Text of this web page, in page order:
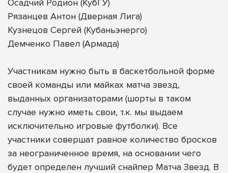
Осадчий Родион (КубГУ)
Рязанцев Антон (Дверная Лига)
Кузнецов Сергей (Кубаньэнерго)
Демченко Павел (Армада)
Участникам нужно быть в баскетбольной форме
своей команды или майках матча звезд,
выданных организаторами (шорты в таком
случае нужно иметь свои, т.к. мы выдаем
исключительно игровые футболки). Все
участники совершат равное количество бросков
за неограниченное время, на основании чего
будет определен лучший снайпер Матча Звезд. В